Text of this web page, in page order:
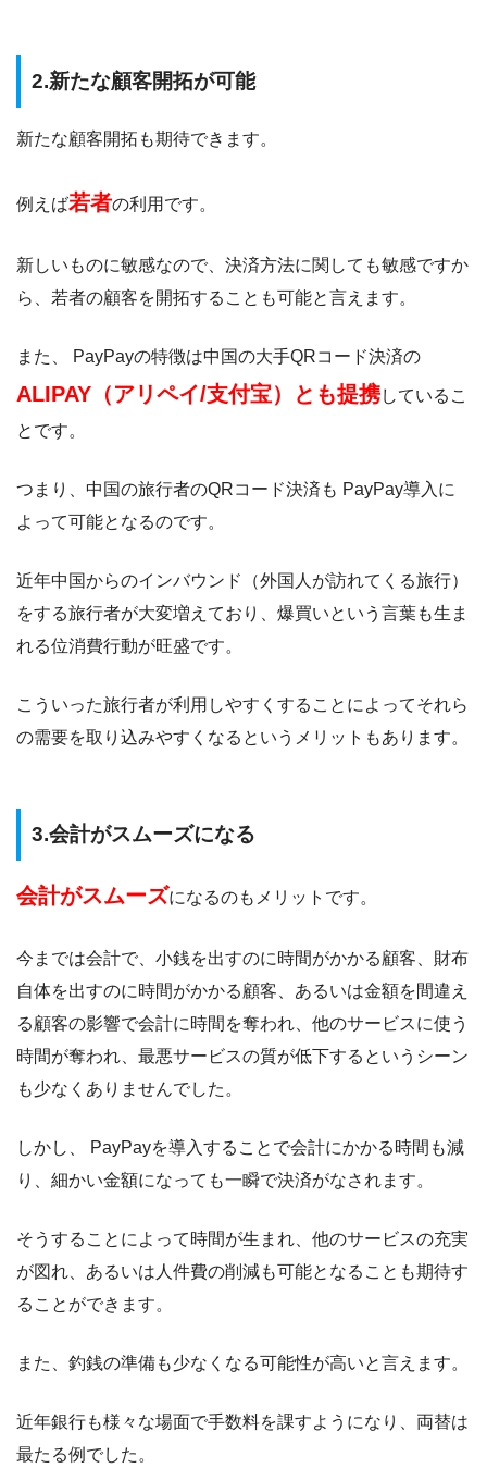
2.新たな顧客開拓が可能
新たな顧客開拓も期待できます。
例えば若者の利用です。
新しいものに敏感なので、決済方法に関しても敏感ですか
ら、若者の顧客を開拓することも可能と言えます。
また、 PayPayの特徴は中国の大手QRコード決済の
ALIPAY（アリペイ/支付宝）とも提携しているこ
とです。
つまり、中国の旅行者のQRコード決済も PayPay導入に
よって可能となるのです。
近年中国からのインバウンド（外国人が訪れてくる旅行）
をする旅行者が大変増えており、爆買いという言葉も生ま
れる位消費行動が旺盛です。
こういった旅行者が利用しやすくすることによってそれら
の需要を取り込みやすくなるというメリットもあります。
3.会計がスムーズになる
会計がスムーズになるのもメリットです。
今までは会計で、小銭を出すのに時間がかかる顧客、財布
自体を出すのに時間がかかる顧客、あるいは金額を間違え
る顧客の影響で会計に時間を奪われ、他のサービスに使う
時間が奪われ、最悪サービスの質が低下するというシーン
も少なくありませんでした。
しかし、 PayPayを導入することで会計にかかる時間も減
り、細かい金額になっても一瞬で決済がなされます。
そうすることによって時間が生まれ、他のサービスの充実
が図れ、あるいは人件費の削減も可能となることも期待す
ることができます。
また、釣銭の準備も少なくなる可能性が高いと言えます。
近年銀行も様々な場面で手数料を課すようになり、両替は
最たる例でした。